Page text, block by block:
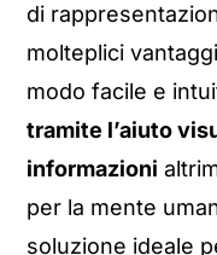
di
molteplici
modo facile e
tramite l’aiuto
informazioni
per la mente
soluzione ideale